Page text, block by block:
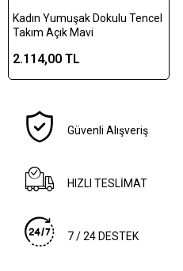
Kadın Yumuşak Dokulu Tencel
Takım Açık Mavi
2.114,00 TL
Güvenli Alışveriş
HIZLI TESLİMAT
7 / 24 DESTEK